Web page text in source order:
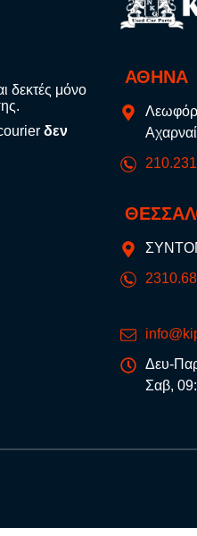
δεκτές μόνο
δεν
ΑΘΗΝΑ
Δευ-
Σαβ,